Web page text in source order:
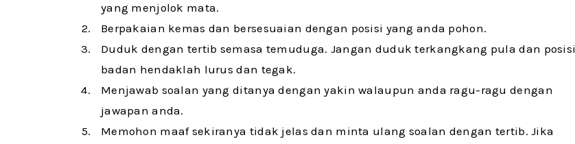
yang menjolok mata.
Berpakaian kemas dan bersesuaian dengan posisi yang anda pohon.
Duduk dengan tertib semasa temuduga. Jangan duduk terkangkang pula dan posisi
badan hendaklah lurus dan tegak.
Menjawab soalan yang ditanya dengan yakin walaupun anda ragu-ragu dengan
jawapan anda.
Memohon maaf sekiranya tidak jelas dan minta ulang soalan dengan tertib. Jika